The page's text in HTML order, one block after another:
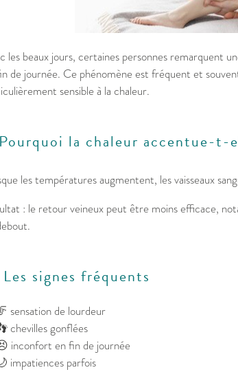
les beaux jours, certaines personnes remarquent
de journée. Ce phénomène est fréquent et
sensible à la chaleur.
la chaleur accentue-t-
les températures augmentent, les vaisseaux
: le retour veineux peut être moins efficace,
signes fréquents
sensation de lourdeur
chevilles gonflées
inconfort en fin de journée
impatiences parfois